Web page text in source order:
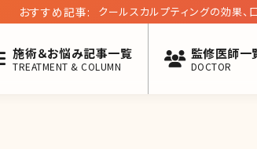
おすすめ記事: クールスカルプティングの効果
施術＆お悩み記事一覧
TREATMENT & COLUMN
監修医師一
DOCTOR